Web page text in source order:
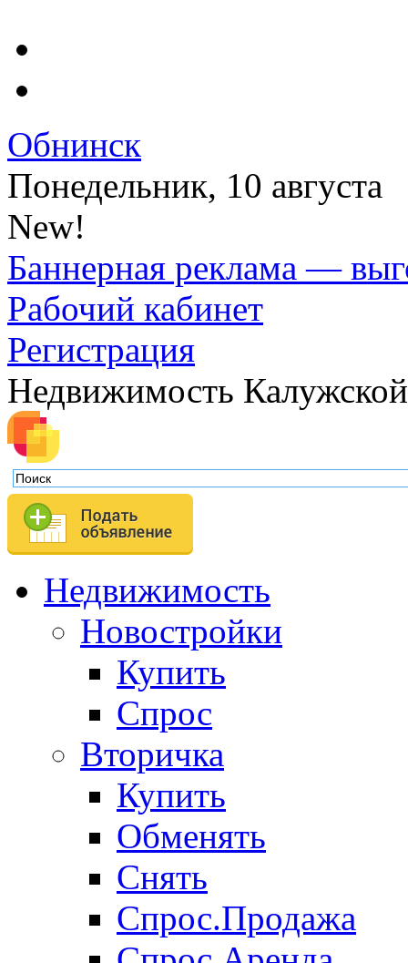
Обнинск
Понедельник, 10 августа
New!
Баннерная реклама —
Рабочий кабинет
Регистрация
Недвижимость
Недвижимость
Новостройки
Купить
Спрос
Вторичка
Купить
Обменять
Снять
Спрос.Продажа